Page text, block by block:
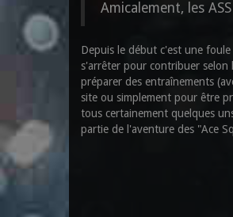
Amicalement, les ASS
Depuis le début c'est une
s'arrêter pour contribuer selon
préparer des entraînements
site ou simplement pour être
tous certainement quelques
partie de l'aventure des "Ace